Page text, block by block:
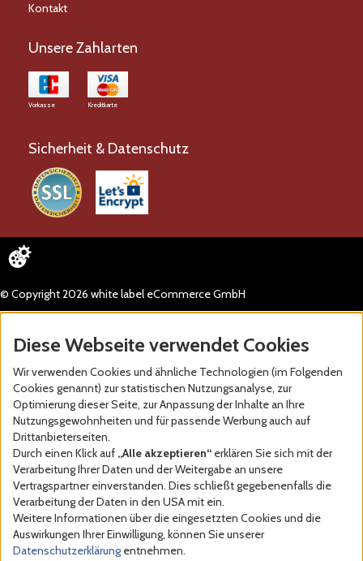
Kontakt
Unsere Zahlarten
Vorkasse Kreditkarte
Sicherheit & Datenschutz
© Copyright 2026 white label eCommerce GmbH
Diese Webseite verwendet Cookies
Wir verwenden Cookies und ähnliche Technologien (im Folgenden
Cookies genannt) zur statistischen Nutzungsanalyse, zur
Optimierung dieser Seite, zur Anpassung der Inhalte an Ihre
Nutzungsgewohnheiten und für passende Werbung auch auf
Drittanbieterseiten.
Durch einen Klick auf „Alle akzeptieren“ erklären Sie sich mit der
Verarbeitung Ihrer Daten und der Weitergabe an unsere
Vertragspartner einverstanden. Dies schließt gegebenenfalls die
Verarbeitung der Daten in den USA mit ein.
Weitere Informationen über die eingesetzten Cookies und die
Auswirkungen Ihrer Einwilligung, können Sie unserer
Datenschutzerklärung entnehmen.